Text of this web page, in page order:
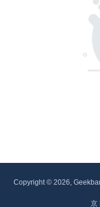
Copyright © 2026,
京